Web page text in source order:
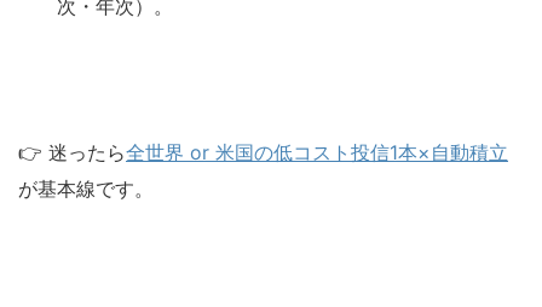
次・年次）。
👉 迷ったら全世界 or 米国の低コスト投信1本×自動積立
が基本線です。